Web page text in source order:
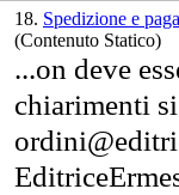
18. Spedizione e
(Contenuto Statico)
...on deve essere
chiarimenti
ordini@
Editrice